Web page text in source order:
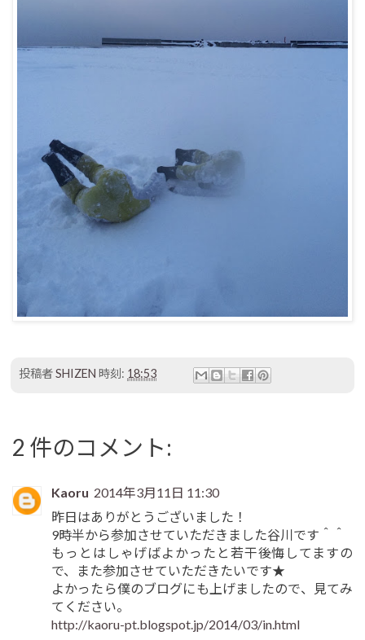
投稿者SHIZEN 時刻: 18:53
2 件のコメント:
Kaoru 2014年3月11日 11:30
昨日はありがとうございました！
9時半から参加させていただきました谷川です＾＾
もっとはしゃげばよかったと若干後悔してますの
で、また参加させていただきたいです★
よかったら僕のブログにも上げましたので、見てみ
てください。
http://kaoru-pt.blogspot.jp/2014/03/in.html